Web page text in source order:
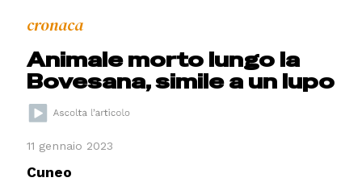
cronaca
Animale morto lungo la
Bovesana, simile a un lupo
11 gennaio 2023
Cuneo